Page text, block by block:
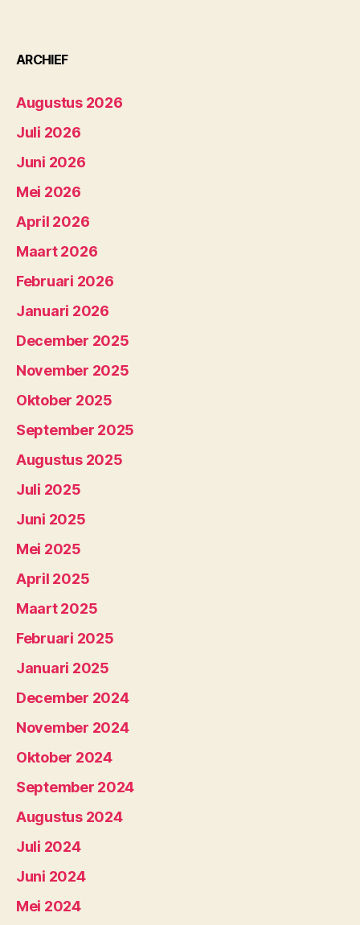
ARCHIEF
Augustus 2026
Juli 2026
Juni 2026
Mei 2026
April 2026
Maart 2026
Februari 2026
Januari 2026
December 2025
November 2025
Oktober 2025
September 2025
Augustus 2025
Juli 2025
Juni 2025
Mei 2025
April 2025
Maart 2025
Februari 2025
Januari 2025
December 2024
November 2024
Oktober 2024
September 2024
Augustus 2024
Juli 2024
Juni 2024
Mei 2024